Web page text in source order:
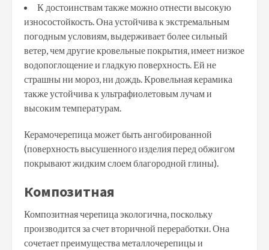
К достоинствам также можно отнести высокую
износостойкость. Она устойчива к экстремальным
погодным условиям, выдерживает более сильный
ветер, чем другие кровельные покрытия, имеет низкое
водопоглощение и гладкую поверхность. Ей не
страшны ни мороз, ни дождь. Кровельная керамика
также устойчива к ультрафиолетовым лучам и
высоким температурам.
Керамочерепица может быть ангобированной
(поверхность высушенного изделия перед обжигом
покрывают жидким слоем благородной глины).
Композитная
Композитная черепица экологична, поскольку
производится за счет вторичной переработки. Она
сочетает преимущества металлочерепицы и